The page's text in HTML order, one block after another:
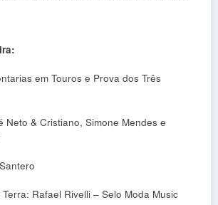
em Touros e Prova dos Três
Neto & Cristiano, Simone Mendes e
Rafael Rivelli – Selo Moda Music